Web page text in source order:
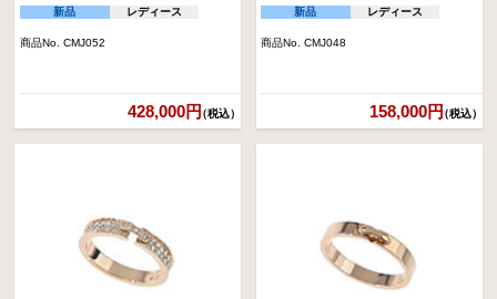
新品 レディース
商品No. CMJ052
428,000円（税込）
新品 レディース
商品No. CMJ048
158,000円（税込）